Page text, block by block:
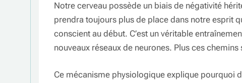
Notre cerveau possède un biais de négativité
prendra toujours plus de place dans notre esprit
conscient au début. C’est un véritable
nouveaux réseaux de neurones. Plus ces
Ce mécanisme physiologique explique pourquoi